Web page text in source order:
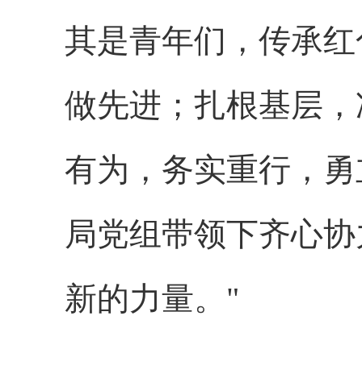
其是青年们，传承
做先进；扎根基层
有为，务实重行，
局党组带领下齐心
新的力量。 "